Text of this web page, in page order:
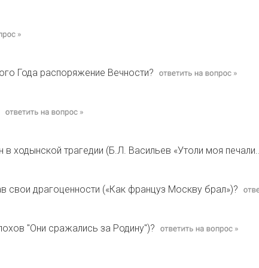
Года распоряжение Вечности?
ходынской трагедии (Б.Л. Васильев «Утоли моя
свои драгоценности («Как француз Москву брал»)?
"Они сражались за Родину")?